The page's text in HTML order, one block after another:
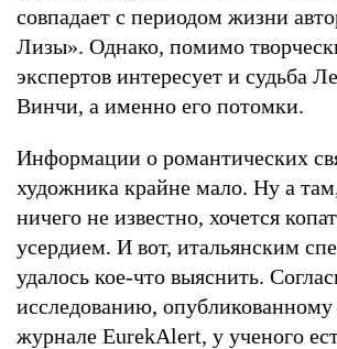
совпадает с периодом жизни
Лизы». Однако, помимо
экспертов интересует и судьба
Винчи, а именно его потомки.
Информации о романтических
художника крайне мало. Ну а
ничего не известно, хочется
усердием. И вот, итальянским
удалось кое-что выяснить.
исследованию, опубликованному
журнале EurekAlert, у ученого